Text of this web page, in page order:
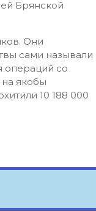
Брянской
Они
сами называли
операций со
якобы
10 188 000